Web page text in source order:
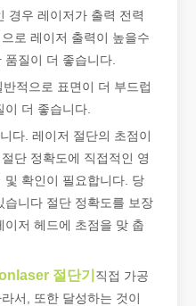
?
경우 레이저가 출력 전력
로 레이저 출력이 높을수
질이 더 좋습니다.
적으로 표면이 더 부드럽
더 좋습니다.
다. 레이저 절단의 초점이
단 정확도에 직접적인 영
및 확인이 필요합니다. 당
습니다 절단 정확도를 보장
저 헤드에 초점을 맞 춥
절단기 직접 가공
서, 또한 달성하는 것이